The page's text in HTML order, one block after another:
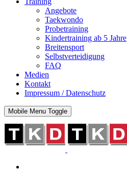
Angebote
Taekwondo
Probetraining
Kindertraining ab 5 Jahre
Breitensport
Selbstverteidigung
FAQ
Medien
Kontakt
Impressum / Datenschutz
Mobile Menu Toggle